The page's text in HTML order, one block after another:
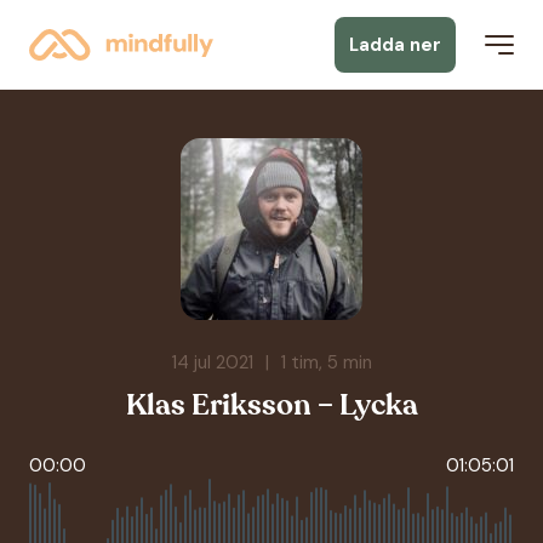
Ladda ner
14 jul 2021 | 1 tim, 5 min
Klas Eriksson – Lycka
00:00 01:05:01